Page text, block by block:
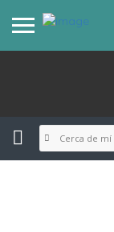
Cerca de mí